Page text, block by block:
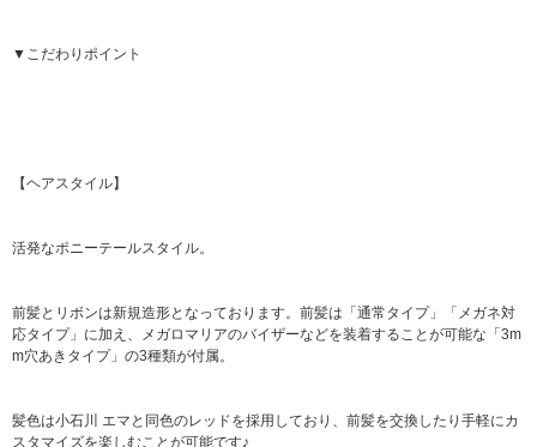
▼こだわりポイント
【ヘアスタイル】
活発なポニーテールスタイル。
前髪とリボンは新規造形となっております。前髪は「通常タイプ」「メガネ対
応タイプ」に加え、メガロマリアのバイザーなどを装着することが可能な「3m
m穴あきタイプ」の3種類が付属。
髪色は小石川 エマと同色のレッドを採用しており、前髪を交換したり手軽にカ
スタマイズを楽しむことが可能です♪